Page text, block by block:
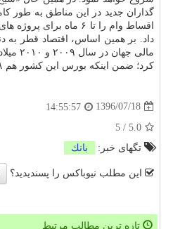
گذاران جدید در این مناطق به طور
مالی جهان در سال ۲۰۰۹ و ۲۰۱۰ میلادی به بعد، رسید. بر اساس این گزارش، تحریم های عربی علیه قطر منجر به خروج قابل توجهی از سپردهای موجود در
كرد؛ ضمن اینكه بورس این كشور هم ۱۸ درصد روند نزولی به خود گرفت.
1396/07/18
14:55:57
5.0
/
5
تگهای خبر:
بانك
این مطلب نیوباکس را پسندیدید؟
تازه ترین مطالب مرتبط